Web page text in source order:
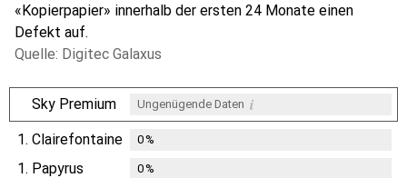
«Kopierpapier» innerhalb der ersten 24 Monate einen
Defekt auf.
Quelle: Digitec Galaxus
Sky Premium Ungenügende Daten i
1. Clairefontaine 0%
1. Papyrus 0%